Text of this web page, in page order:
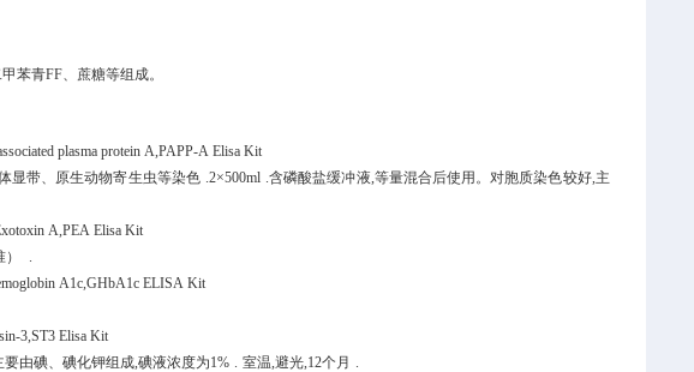
苯青FF、蔗糖等组成。
plasma protein A,PAPP-A Elisa Kit
显带、原生动物寄生虫等染色 .2×500ml .含磷酸盐缓冲液,等量混合后使用。对胞质染色较好,主
A,PEA Elisa Kit
.
A1c,GHbA1c ELISA Kit
3,ST3 Elisa Kit
要由碘、碘化钾组成,碘液浓度为1% . 室温,避光,12个月 .